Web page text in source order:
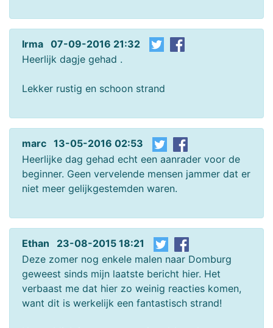
Irma 07-09-2016 21:32
Heerlijk dagje gehad .
Lekker rustig en schoon strand
marc 13-05-2016 02:53
Heerlijke dag gehad echt een aanrader voor de
beginner. Geen vervelende mensen jammer dat er
niet meer gelijkgestemden waren.
Ethan 23-08-2015 18:21
Deze zomer nog enkele malen naar Domburg
geweest sinds mijn laatste bericht hier. Het
verbaast me dat hier zo weinig reacties komen,
want dit is werkelijk een fantastisch strand!